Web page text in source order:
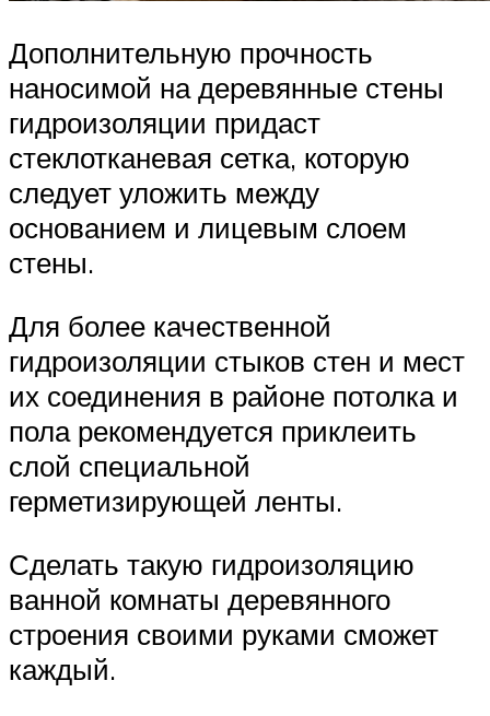
Дополнительную прочность
наносимой на деревянные стены
гидроизоляции придаст
стеклотканевая сетка, которую
следует уложить между
основанием и лицевым слоем
стены.
Для более качественной
гидроизоляции стыков стен и мест
их соединения в районе потолка и
пола рекомендуется приклеить
слой специальной
герметизирующей ленты.
Сделать такую гидроизоляцию
ванной комнаты деревянного
строения своими руками сможет
каждый.